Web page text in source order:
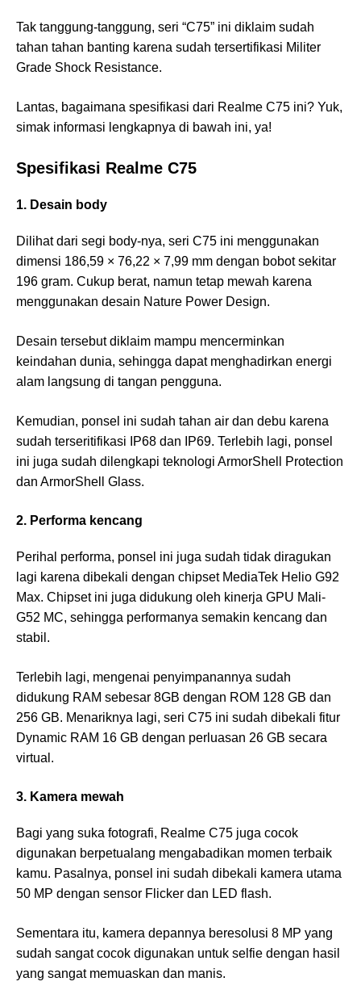
Tak tanggung-tanggung, seri “C75” ini diklaim sudah
tahan tahan banting karena sudah tersertifikasi Militer
Grade Shock Resistance.
Lantas, bagaimana spesifikasi dari Realme C75 ini? Yuk,
simak informasi lengkapnya di bawah ini, ya!
Spesifikasi Realme C75
1. Desain body
Dilihat dari segi body-nya, seri C75 ini menggunakan
dimensi 186,59 × 76,22 × 7,99 mm dengan bobot sekitar
196 gram. Cukup berat, namun tetap mewah karena
menggunakan desain Nature Power Design.
Desain tersebut diklaim mampu mencerminkan
keindahan dunia, sehingga dapat menghadirkan energi
alam langsung di tangan pengguna.
Kemudian, ponsel ini sudah tahan air dan debu karena
sudah terseritifikasi IP68 dan IP69. Terlebih lagi, ponsel
ini juga sudah dilengkapi teknologi ArmorShell Protection
dan ArmorShell Glass.
2. Performa kencang
Perihal performa, ponsel ini juga sudah tidak diragukan
lagi karena dibekali dengan chipset MediaTek Helio G92
Max. Chipset ini juga didukung oleh kinerja GPU Mali-
G52 MC, sehingga performanya semakin kencang dan
stabil.
Terlebih lagi, mengenai penyimpanannya sudah
didukung RAM sebesar 8GB dengan ROM 128 GB dan
256 GB. Menariknya lagi, seri C75 ini sudah dibekali fitur
Dynamic RAM 16 GB dengan perluasan 26 GB secara
virtual.
3. Kamera mewah
Bagi yang suka fotografi, Realme C75 juga cocok
digunakan berpetualang mengabadikan momen terbaik
kamu. Pasalnya, ponsel ini sudah dibekali kamera utama
50 MP dengan sensor Flicker dan LED flash.
Sementara itu, kamera depannya beresolusi 8 MP yang
sudah sangat cocok digunakan untuk selfie dengan hasil
yang sangat memuaskan dan manis.